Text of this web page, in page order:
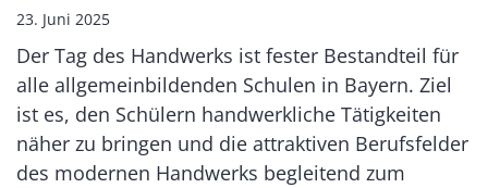
23. Juni 2025
Der Tag des Handwerks ist fester Bestandteil für
alle allgemeinbildenden Schulen in Bayern. Ziel
ist es, den Schülern handwerkliche Tätigkeiten
näher zu bringen und die attraktiven Berufsfelder
des modernen Handwerks begleitend zum